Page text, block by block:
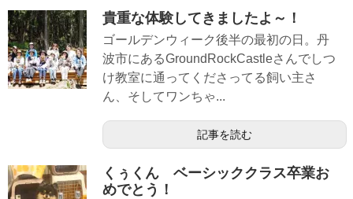
貴重な体験してきましたよ～！
ゴールデンウィーク後半の最初の日。丹
波市にあるGroundRockCastleさんでしつ
け教室に通ってくださってる飼い主さ
ん、そしてワンちゃ...
記事を読む
くぅくん ベーシッククラス卒業お
めでとう！